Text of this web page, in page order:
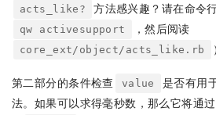
acts_like? 方法感兴趣？请在命令
qw activesupport ，然后阅读
core_ext/object/acts_like.rb ）
第二部分的条件检查 value 是否有用
法。如果可以求得毫秒数，那么它将通过